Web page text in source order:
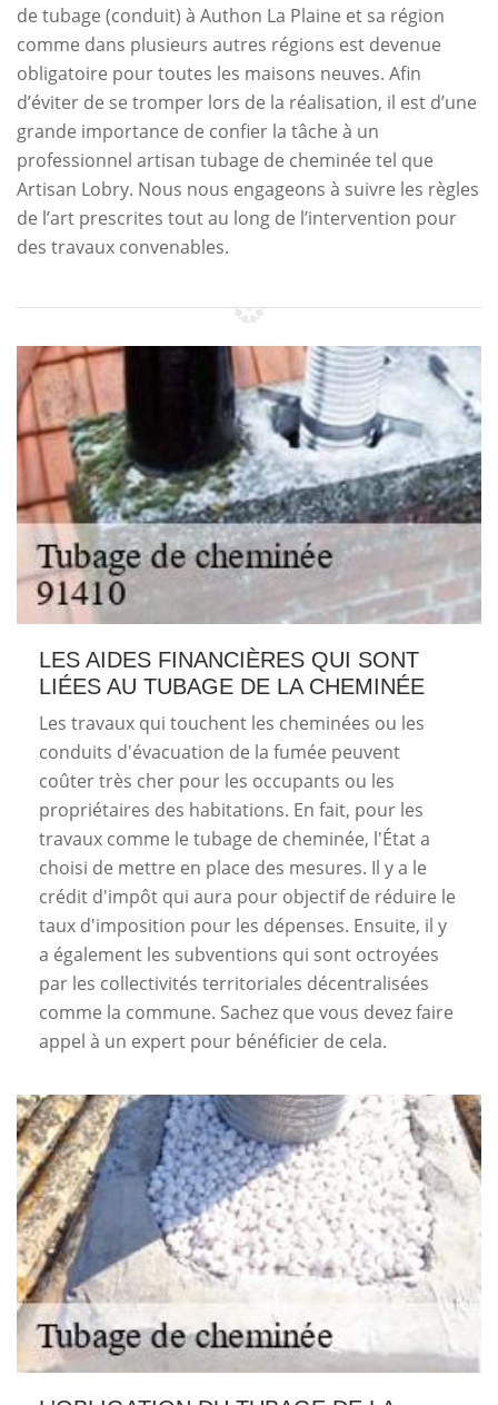
de tubage (conduit) à Authon La Plaine et sa région
comme dans plusieurs autres régions est devenue
obligatoire pour toutes les maisons neuves. Afin
d’éviter de se tromper lors de la réalisation, il est d’une
grande importance de confier la tâche à un
professionnel artisan tubage de cheminée tel que
Artisan Lobry. Nous nous engageons à suivre les règles
de l’art prescrites tout au long de l’intervention pour
des travaux convenables.
LES AIDES FINANCIÈRES QUI SONT
LIÉES AU TUBAGE DE LA CHEMINÉE
Les travaux qui touchent les cheminées ou les
conduits d'évacuation de la fumée peuvent
coûter très cher pour les occupants ou les
propriétaires des habitations. En fait, pour les
travaux comme le tubage de cheminée, l'État a
choisi de mettre en place des mesures. Il y a le
crédit d'impôt qui aura pour objectif de réduire le
taux d'imposition pour les dépenses. Ensuite, il y
a également les subventions qui sont octroyées
par les collectivités territoriales décentralisées
comme la commune. Sachez que vous devez faire
appel à un expert pour bénéficier de cela.